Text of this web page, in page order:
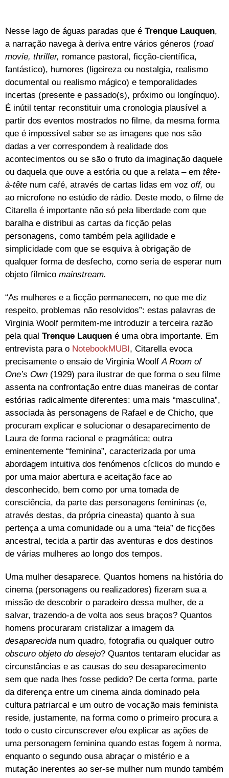
Nesse lago de águas paradas que é Trenque Lauquen,
a narração navega à deriva entre vários géneros (road
movie, thriller, romance pastoral, ficção-científica,
fantástico), humores (ligeireza ou nostalgia, realismo
documental ou realismo mágico) e temporalidades
incertas (presente e passado(s), próximo ou longínquo).
É inútil tentar reconstituir uma cronologia plausível a
partir dos eventos mostrados no filme, da mesma forma
que é impossível saber se as imagens que nos são
dadas a ver correspondem à realidade dos
acontecimentos ou se são o fruto da imaginação daquele
ou daquela que ouve a estória ou que a relata – em tête-
à-tête num café, através de cartas lidas em voz off, ou
ao microfone no estúdio de rádio. Deste modo, o filme de
Citarella é importante não só pela liberdade com que
baralha e distribui as cartas da ficção pelas
personagens, como também pela agilidade e
simplicidade com que se esquiva à obrigação de
qualquer forma de desfecho, como seria de esperar num
objeto fílmico mainstream.
“As mulheres e a ficção permanecem, no que me diz
respeito, problemas não resolvidos”: estas palavras de
Virginia Woolf permitem-me introduzir a terceira razão
pela qual Trenque Lauquen é uma obra importante. Em
entrevista para o NotebookMUBI, Citarella evoca
precisamente o ensaio de Virginia WoolfA Room of
One’s Own (1929) para ilustrar de que forma o seu filme
assenta na confrontação entre duas maneiras de contar
estórias radicalmente diferentes: uma mais “masculina”,
associada às personagens de Rafael e de Chicho, que
procuram explicar e solucionar o desaparecimento de
Laura de forma racional e pragmática; outra
eminentemente “feminina”, caracterizada por uma
abordagem intuitiva dos fenómenos cíclicos do mundo e
por uma maior abertura e aceitação face ao
desconhecido, bem como por uma tomada de
consciência, da parte das personagens femininas (e,
através destas, da própria cineasta) quanto à sua
pertença a uma comunidade ou a uma “teia” de ficções
ancestral, tecida a partir das aventuras e dos destinos
de várias mulheres ao longo dos tempos.
Uma mulher desaparece. Quantos homens na história do
cinema (personagens ou realizadores) fizeram sua a
missão de descobrir o paradeiro dessa mulher, de a
salvar, trazendo-a de volta aos seus braços? Quantos
homens procuraram cristalizar a imagem da
desaparecida num quadro, fotografia ou qualquer outro
obscuro objeto do desejo? Quantos tentaram elucidar as
circunstâncias e as causas do seu desaparecimento
sem que nada lhes fosse pedido? De certa forma, parte
da diferença entre um cinema ainda dominado pela
cultura patriarcal e um outro de vocação mais feminista
reside, justamente, na forma como o primeiro procura a
todo o custo circunscrever e/ou explicar as ações de
uma personagem feminina quando estas fogem à norma,
enquanto o segundo ousa abraçar o mistério e a
mutação inerentes ao ser-se mulher num mundo também